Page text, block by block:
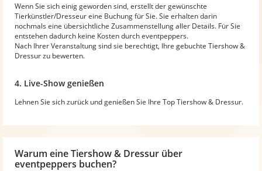
Wenn Sie sich einig geworden sind, erstellt der gewünschte
Tierkünstler/Dresseur eine Buchung für Sie. Sie erhalten darin
nochmals eine übersichtliche Zusammenstellung aller Details. Für Sie
entstehen dadurch keine Kosten durch eventpeppers.
Nach Ihrer Veranstaltung sind sie berechtigt, Ihre gebuchte Tiershow &
Dressur zu bewerten.
4. Live-Show genießen
Lehnen Sie sich zurück und genießen Sie Ihre Top Tiershow & Dressur.
Warum eine Tiershow & Dressur über
eventpeppers buchen?